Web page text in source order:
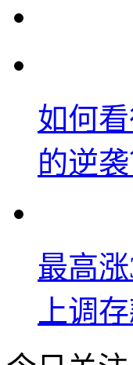
如何
的逆袭
最高
上调